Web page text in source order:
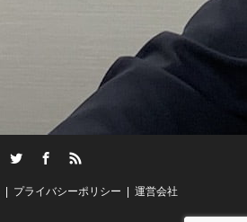
プライバシーポリシー 運営会社